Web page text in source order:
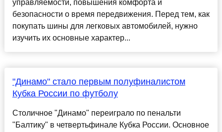
управляемости, повышения комфорта и
безопасности о время передвижения. Перед тем, как
покупать шины для легковых автомобилей, нужно
изучить их основные характер...
"Динамо" стало первым полуфиналистом
Кубка России по футболу
Столичное "Динамо" переиграло по пенальти
"Балтику" в четвертьфинале Кубка России. Основное